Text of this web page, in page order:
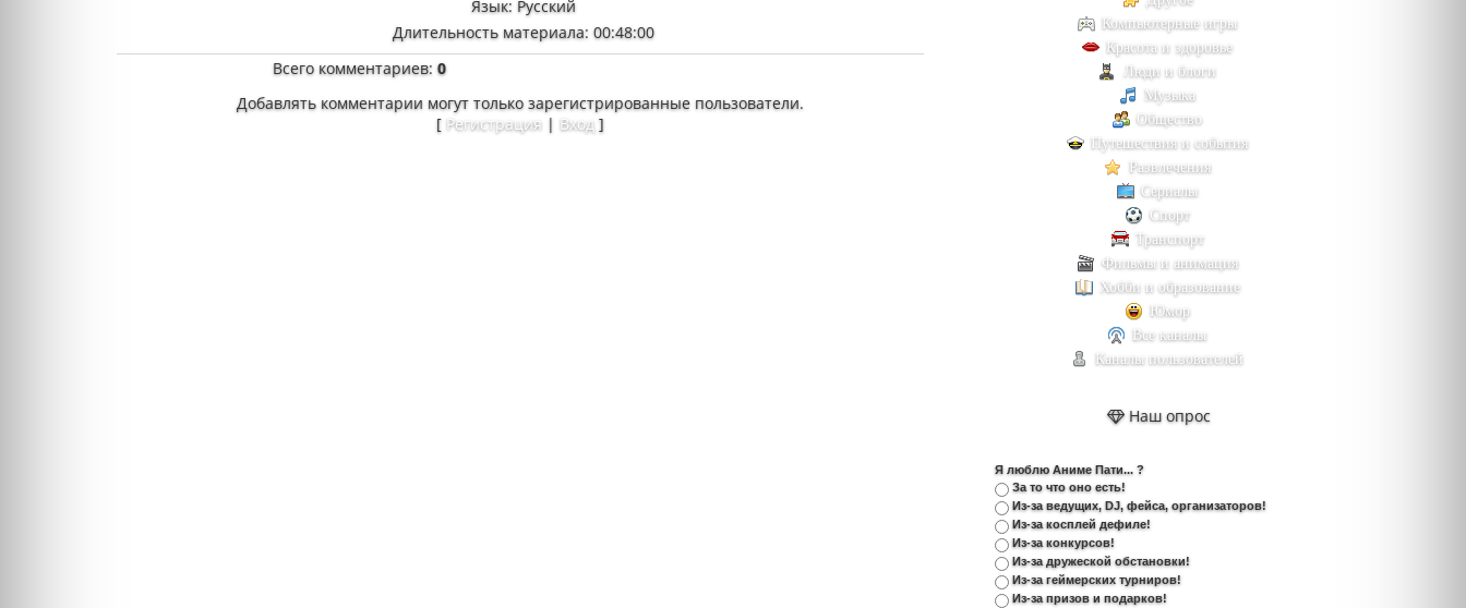
Язык: Русский
Длительность материала: 00:48:00
Всего комментариев:0
Добавлять комментарии могут только зарегистрированные пользователи.
[ Регистрация | Вход ]
Компьютерные игры
Красота и здоровье
Люди и блоги
Музыка
Общество
Путешествия и события
Развлечения
Сериалы
Спорт
Транспорт
Фильмы и анимация
Хобби и образование
Юмор
Все каналы
Каналы пользователей
Наш опрос
Я люблю Аниме Пати... ?
За то что оно есть!
Из-за ведущих, DJ, фейса, организаторов!
Из-за косплей дефиле!
Из-за конкурсов!
Из-за дружеской обстановки!
Из-за геймерских турниров!
Из-за призов и подарков!